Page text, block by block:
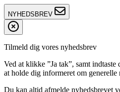
NYHEDSBREV
Tilmeld dig vores nyhedsbrev
Ved at klikke ”Ja tak”, samt
at holde dig informeret om
Du kan altid afmelde nyhedsbrevet